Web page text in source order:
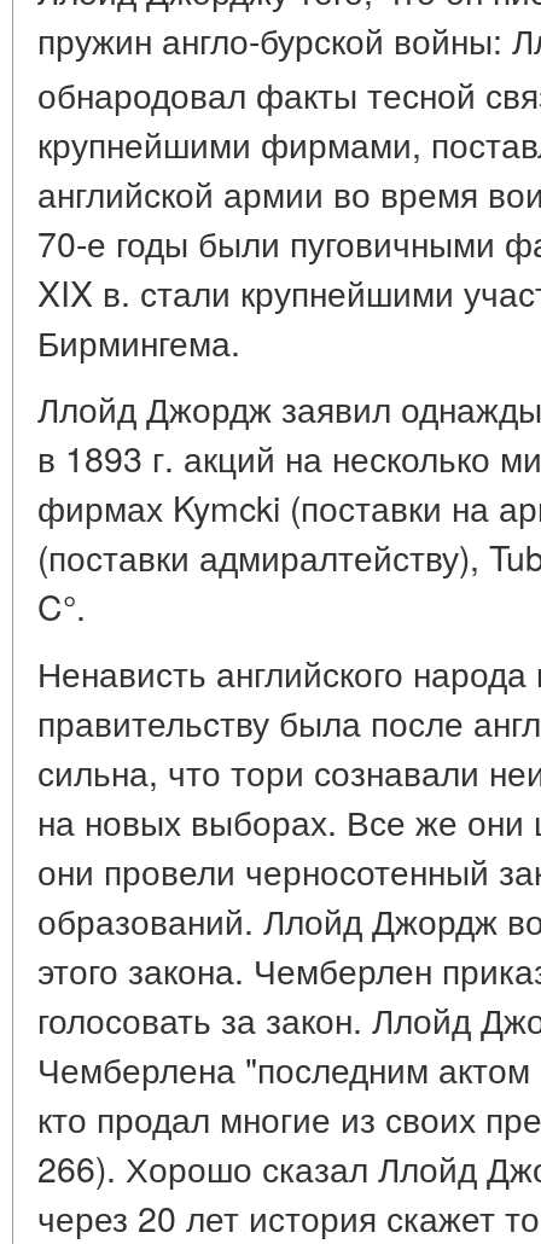
пружин англо-бурской войны:
обнародовал факты тесной
крупнейшими фирмами,
английской армии во время
70-е годы были пуговичными
XIX в. стали крупнейшими
Бирмингема.
Ллойд Джордж заявил
в 1893 г. акций на несколько
фирмах Kymcki (поставки на
(поставки адмиралтейству),
C°.
Ненависть английского
правительству была после
сильна, что тори сознавали
на новых выборах. Все же
они провели черносотенный
образований. Ллойд Джордж
этого закона. Чемберлен
голосовать за закон. Ллойд
Чемберлена "последним
кто продал многие из своих
266). Хорошо сказал Ллойд
через 20 лет история скажет